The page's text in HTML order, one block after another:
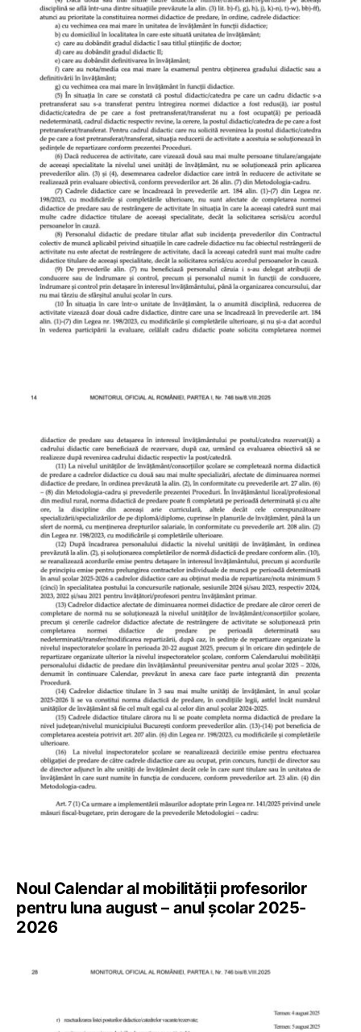
Noul Calendar al mobilității profesorilor
pentru luna august – anul școlar 2025-
2026